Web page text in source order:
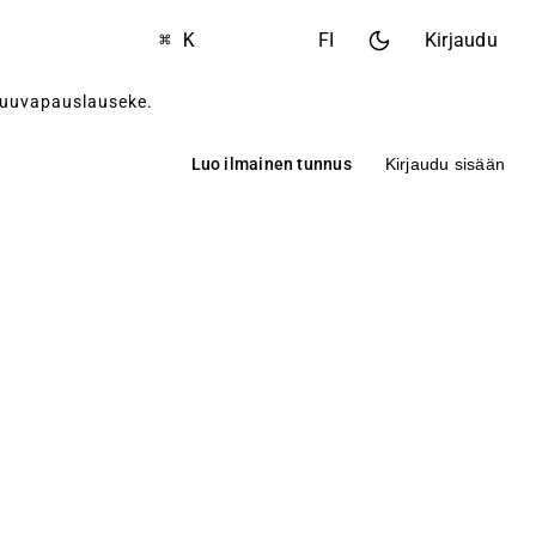
⌘ K FI Kirjaudu
.
Luo ilmainen tunnus Kirjaudu sisään